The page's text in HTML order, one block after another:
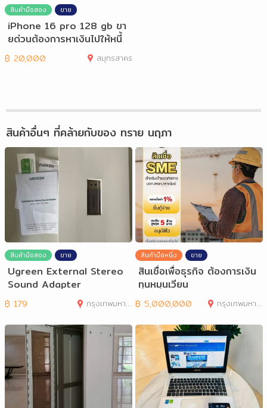
สินค้ามือสอง ขาย
iPhone 16 pro 128 gb ขา
ยด่วนต้องการหาเงินไปให้หนี้
฿ 20,000 สมุทรสาคร
สินค้าอื่นๆ ที่คล้ายกับของ ทราย นฤภา
สินค้ามือสอง ขาย
Ugreen External Stereo
Sound Adapter
฿ 179 กรุงเทพมหานคร
สินค้ามือหนึ่ง ขาย
สินเชื่อเพื่อธุรกิจ ต้องการเงิน
ทุนหมุนเวียน
฿ 5,000,000 กรุงเทพมหานคร